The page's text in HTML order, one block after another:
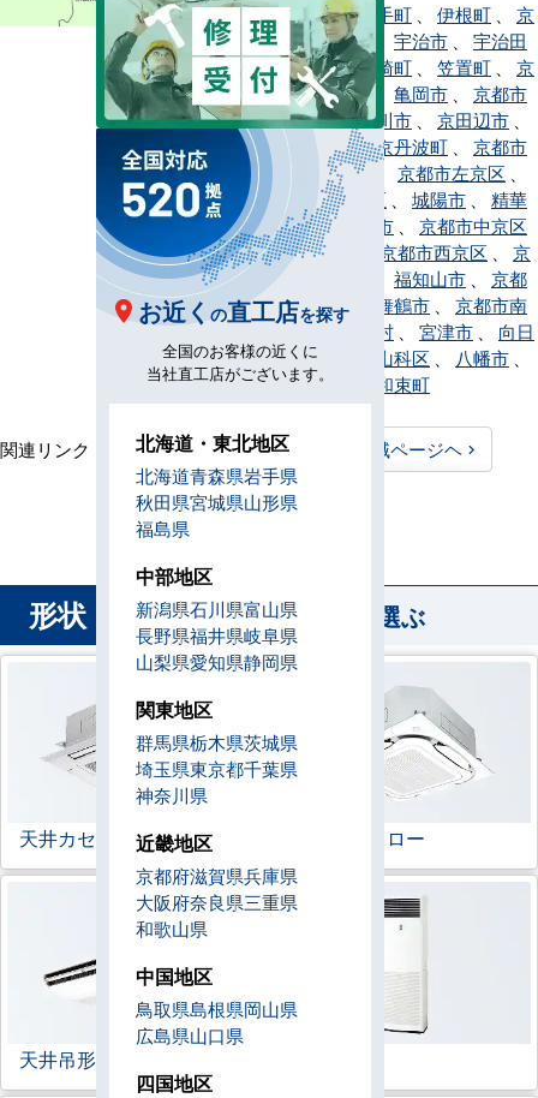
綾部市、井手町 伊根町
京
都市右京区、 宇治市
宇治田
原町、大山崎町 笠置町
京
都市上京区、 亀岡市
京都市
北区、木津川市 京田辺市
京丹後市、京丹波町
京都市
久御山町 京都市左京区
京都市下京区
城陽市
精華
町、長岡京市
京都市中京区
、南丹市 京都市西京区
京
都市東山区
福知山市
京都
市伏見区
舞鶴市
京都市南
区 、南山城村 宮津市
向日
市、 京都市山科区 八幡市
与謝野町
和束町
関連リンク： TOPページヘ
京都府全域ページヘ
京都府直工店所在地
形状 から業務用エアコンを選ぶ
天井カセット形4方向 ラウンドフロー
天井吊形
お近く の直工店を探す
全国のお客様の近くに
当社直工店がございます。
北海道・東北地区
北海道青森県岩手県
秋田県宮城県山形県
福島県
中部地区
新潟県石川県富山県
長野県福井県岐阜県
山梨県愛知県静岡県
関東地区
群馬県栃木県茨城県
埼玉県東京都千葉県
神奈川県
近畿地区
京都府滋賀県兵庫県
大阪府奈良県三重県
和歌山県
中国地区
鳥取県島根県岡山県
広島県山口県
四国地区